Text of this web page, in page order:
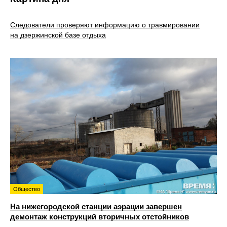
Следователи проверяют информацию о травмировании
на дзержинской базе отдыха
Общество
На нижегородской станции аэрации завершен
демонтаж конструкций вторичных отстойников